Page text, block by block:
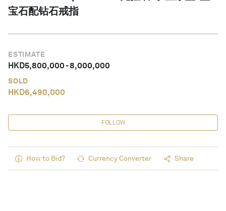
宝石配钻石戒指
ESTIMATE
HKD5,800,000-8,000,000
SOLD
HKD6,490,000
FOLLOW
How to Bid? Currency Converter Share